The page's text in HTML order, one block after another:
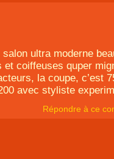
ultra moderne
coiffeuses quper
la coupe, c’est
avec styliste
Répondre à ce